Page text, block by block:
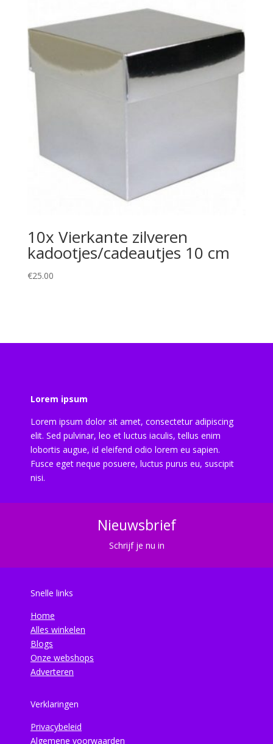
10x Vierkante zilveren
kadootjes/cadeautjes 10 cm
€25.00
Lorem ipsum
Lorem ipsum dolor sit amet, consectetur adipiscing
elit. Sed pulvinar, leo et luctus iaculis, tellus enim
lobortis augue, id eleifend odio lorem eu sapien.
Fusce eget neque posuere, luctus purus eu, suscipit
nisi.
Nieuwsbrief
Schrijf je nu in
Snelle links
Home
Alles winkelen
Blogs
Onze webshops
Adverteren
Verklaringen
Privacybeleid
Algemene voorwaarden